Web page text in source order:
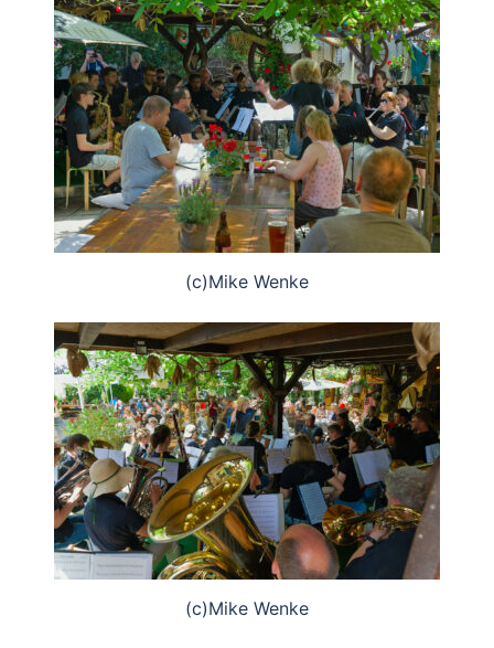
(c)Mike Wenke
(c)Mike Wenke